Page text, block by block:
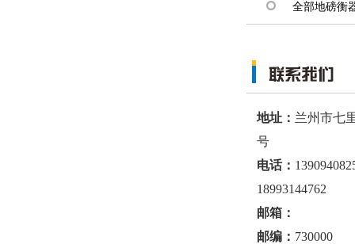
全部地磅衡
地址： 兰州市七
号
电话：
18993144762
邮箱：
邮编： 730000